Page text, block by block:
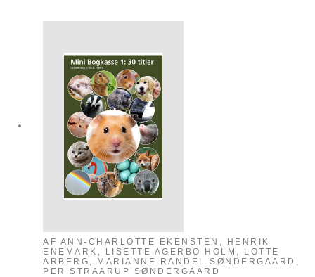
AF ANN-CHARLOTTE EKENSTEN, HENRIK
ENEMARK, LISETTE AGERBO HOLM, LOTTE
ARBERG, MARIANNE RANDEL SØNDERGAARD,
PER STRAARUP SØNDERGAARD